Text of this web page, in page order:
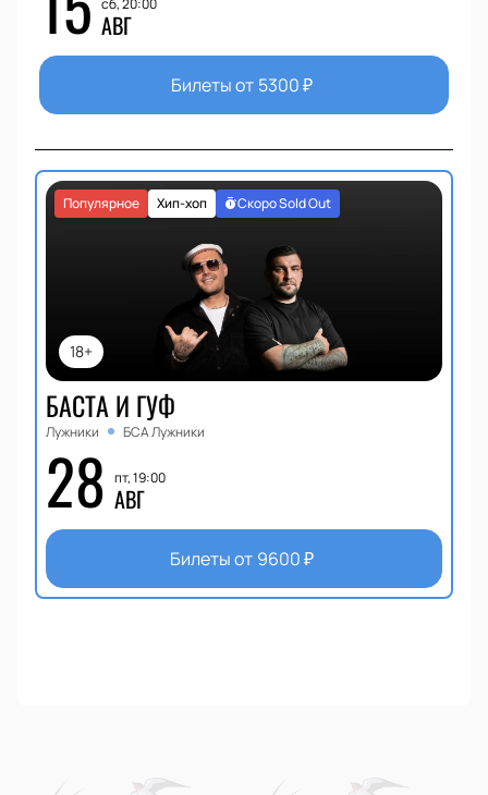
сб, 20:00
АВГ
Билеты от 5300₽
18+
Хип-хоп
Популярное Скоро Sold Out
БАСТА И ГУФ
Лужники БСА Лужники
28 пт, 19:00
АВГ
Билеты от 9600₽